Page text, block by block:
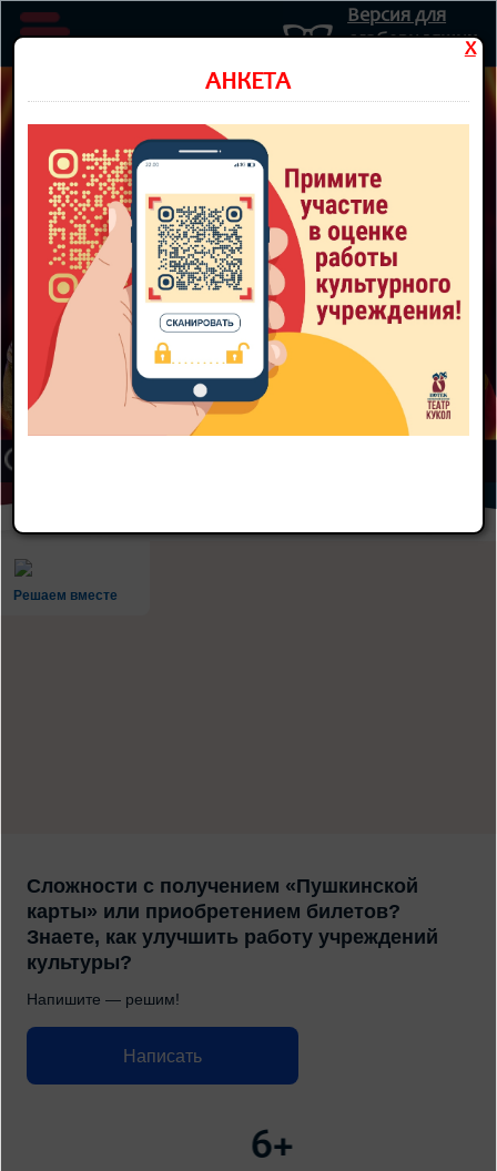
Версия для
слабовидящих
Министерство культуры Новосибирской области
НОВОСИБИРСКИЙ ОБЛАСТНОЙ
ТЕАТР КУКОЛ
8 800 300-49-10
93 театральный сезон
Решаем вместе
Сложности с получением «Пушкинской
карты» или приобретением билетов?
Знаете, как улучшить работу учреждений
культуры?
Напишите — решим!
Написать
6+
X
АНКЕТА